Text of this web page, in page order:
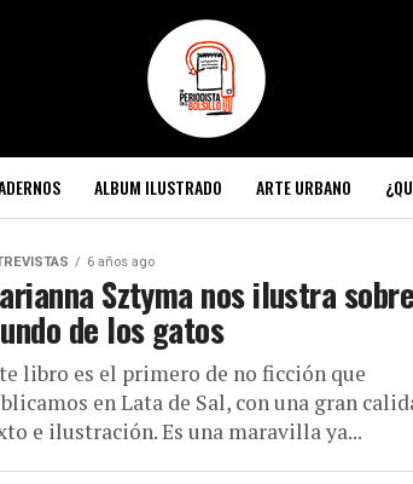
ALBUM ILUSTRADO ARTE URBANO
6 años ago
Sztyma nos ilustra
de los gatos
libro es el primero de no ficción que
en Lata de Sal, con una gran
e ilustración. Es una maravilla ya...